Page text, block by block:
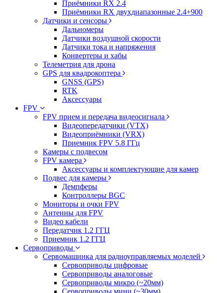
Приёмники RX 2.4
Приёмники RX двухдиапазонные 2.4+900
Датчики и сенсоры
Дальномеры
Датчики воздушной скорости
Датчики тока и напряжения
Конвертеры и хабы
Телеметрия для дрона
GPS для квадрокоптера
GNSS (GPS)
RTK
Аксессуары
FPV
FPV прием и передача видеосигнала
Видеопередатчики (VTX)
Видеоприёмники (VRX)
Приемник FPV 5.8 ГГц
Камеры с подвесом
FPV камера
Аксессуары и комплектующие для камер
Подвес для камеры
Демпферы
Контроллеры BGC
Мониторы и очки FPV
Антенны для FPV
Видео кабели
Передатчик 1.2 ГГЦ
Приемник 1.2 ГГЦ
Сервоприводы
Сервомашинка для радиоуправляемых моделей
Сервоприводы цифровые
Сервоприводы аналоговые
Сервоприводы микро (~20мм)
Сервоприводы мини (~30мм)